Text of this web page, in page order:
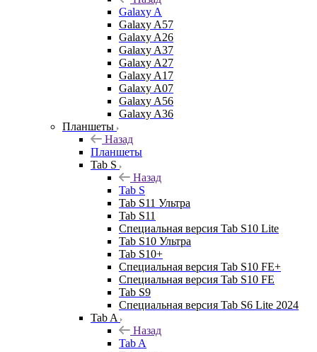
Galaxy A
Galaxy A57
Galaxy A26
Galaxy A37
Galaxy A27
Galaxy A17
Galaxy A07
Galaxy A56
Galaxy A36
Планшеты
Назад
Планшеты
Tab S
Назад
Tab S
Tab S11 Ультра
Tab S11
Специальная версия Tab S10 Lite
Tab S10 Ультра
Tab S10+
Специальная версия Tab S10 FE+
Специальная версия Tab S10 FE
Tab S9
Специальная версия Tab S6 Lite 2024
Tab A
Назад
Tab A